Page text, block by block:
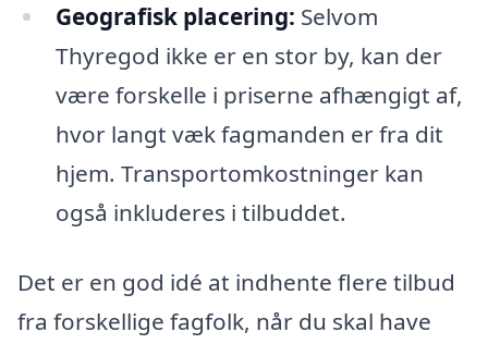
Geografisk placering: Selvom
Thyregod ikke er en stor by, kan der
være forskelle i priserne afhængigt af,
hvor langt væk fagmanden er fra dit
hjem. Transportomkostninger kan
også inkluderes i tilbuddet.
Det er en god idé at indhente flere tilbud
fra forskellige fagfolk, når du skal have